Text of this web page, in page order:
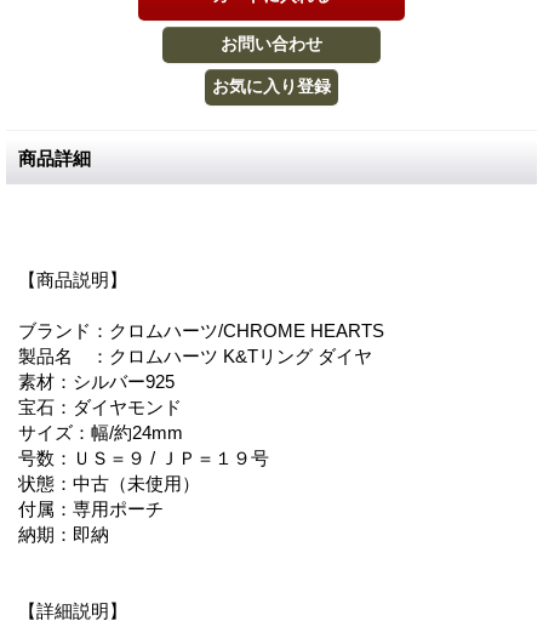
商品詳細
【商品説明】
ブランド：クロムハーツ/CHROME HEARTS
製品名 ：クロムハーツ K&Tリング ダイヤ
素材：シルバー925
宝石：ダイヤモンド
サイズ：幅/約24mm
号数：ＵＳ＝９ / ＪＰ＝１９号
状態：中古（未使用）
付属：専用ポーチ
納期：即納
【詳細説明】